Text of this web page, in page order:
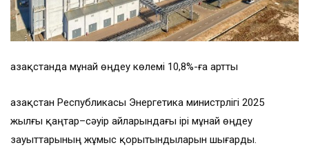
Қазақстанда мұнай өңдеу көлемі 10,8%-ға артты
Қазақстан Республикасы Энергетика министрлігі 2025
жылғы қаңтар–сәуір айларындағы ірі мұнай өңдеу
зауыттарының жұмыс қорытындыларын шығарды.